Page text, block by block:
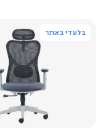
בלעדי באתר
צפייה
מהירה